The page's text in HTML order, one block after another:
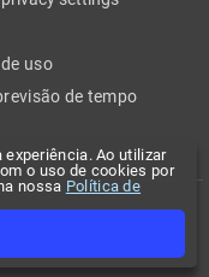
experiência. Ao utilizar
o uso de cookies por
nossa Política de
uso
de tempo
direitos reservados.